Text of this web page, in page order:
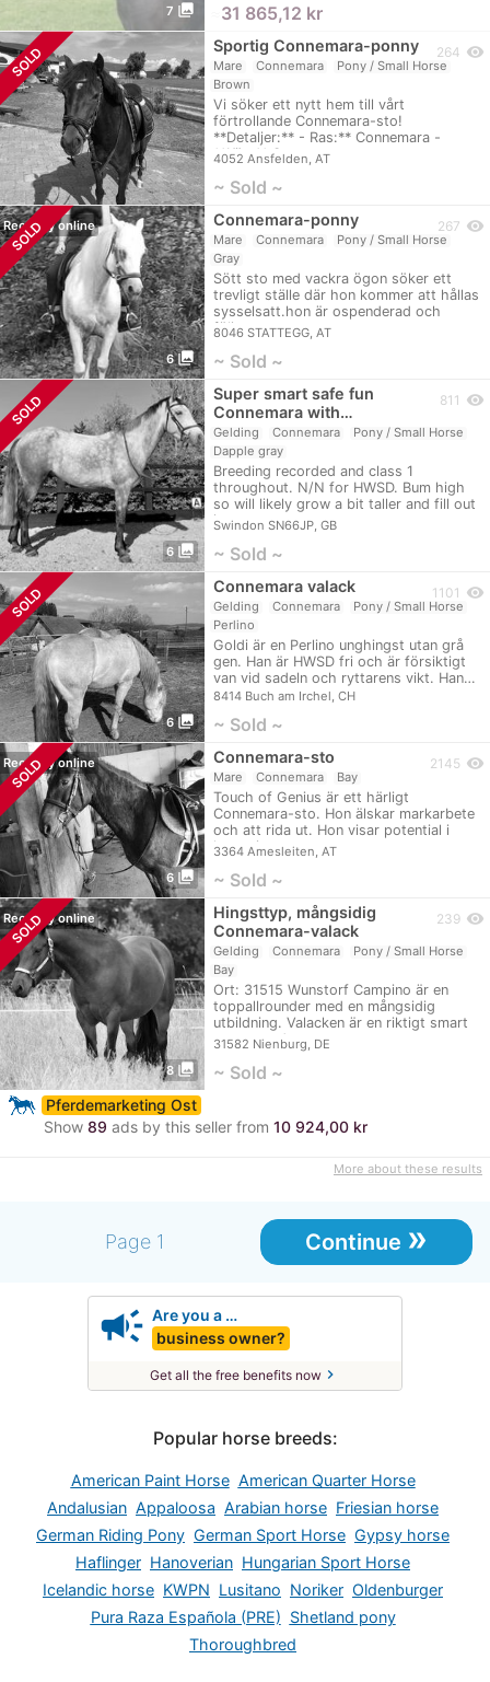
7 photo_library 31 865,12 kr
SOLD Sportig Connemara-ponny
Mare Connemara
Pony / Small Horse
Brown
Vi söker ett nytt hem till vårt
förtrollande Connemara-sto!
**Detaljer:** - Ras:** Connemara -
**Kön:** Stoet…
4052 Ansfelden, AT
264 visibility
~ Sold ~
SOLD
6 photo_library
Recently online Connemara-ponny
Mare Connemara
Pony / Small Horse
Gray
Sött sto med vackra ögon söker ett
trevligt ställe där hon kommer att hållas
sysselsatt.hon är ospenderad och
följer…
8046 STATTEGG, AT
267 visibility
~ Sold ~
SOLD
6 photo_library
Super smart safe fun
Connemara with…
Gelding Connemara
Pony / Small Horse
Dapple gray
Breeding recorded and class 1
throughout. N/N for HWSD. Bum high
so will likely grow a bit taller and fill out
into…
Swindon SN66JP, GB
811 visibility
~ Sold ~
SOLD
6 photo_library
Connemara valack
Gelding Connemara
Pony / Small Horse
Perlino
Goldi är en Perlino unghingst utan grå
gen. Han är HWSD fri och är försiktigt
van vid sadeln och ryttarens vikt. Han…
8414 Buch am Irchel, CH
1101 visibility
~ Sold ~
SOLD
6 photo_library
Recently online Connemara-sto
Mare Connemara Bay
Touch of Genius är ett härligt
Connemara-sto. Hon älskar markarbete
och att rida ut. Hon visar potential i
hoppning…
3364 Amesleiten, AT
2145 visibility
~ Sold ~
SOLD
8 photo_library
Recently online
Hingsttyp, mångsidig
Connemara-valack
Gelding Connemara
Pony / Small Horse
Bay
Ort: 31515 Wunstorf Campino är en
toppallrounder med en mångsidig
utbildning. Valacken är en riktigt smart
ponny med…
31582 Nienburg, DE
239 visibility
~ Sold ~
Pferdemarketing Ost
Show 89 ads by this seller from 10 924,00 kr
More about these results
Page 1 Continue »
campaign Are you a …
business owner?
Get all the free benefits now chevron_right
Popular horse breeds:
American Paint Horse American Quarter Horse
Andalusian Appaloosa Arabian horse Friesian horse
German Riding Pony German Sport Horse Gypsy horse
Haflinger Hanoverian Hungarian Sport Horse
Icelandic horse KWPN Lusitano Noriker Oldenburger
Pura Raza Española (PRE) Shetland pony
Thoroughbred